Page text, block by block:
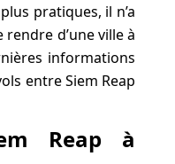
pratiques, il n’a
rendre d’une ville à
informations
entre Siem Reap
Reap à